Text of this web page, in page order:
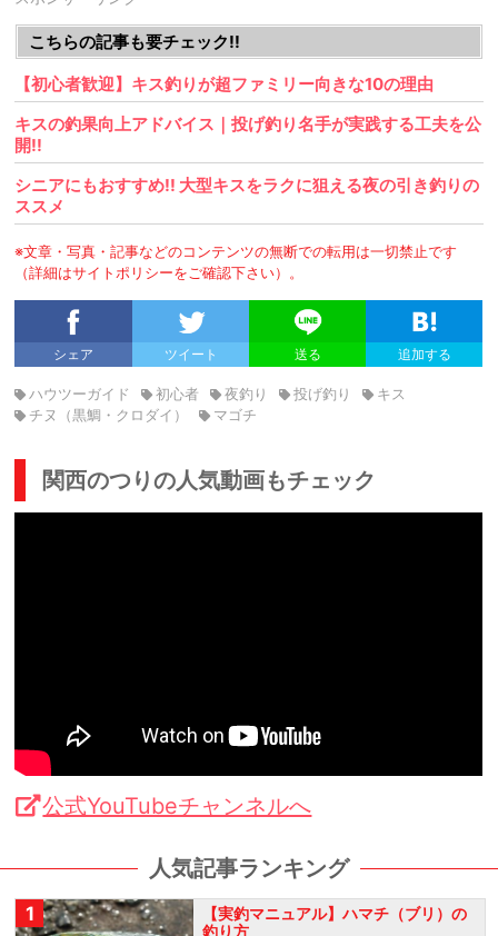
こちらの記事も要チェック!!
【初心者歓迎】キス釣りが超ファミリー向きな10の理由
キスの釣果向上アドバイス｜投げ釣り名手が実践する工夫を公
開!!
シニアにもおすすめ!! 大型キスをラクに狙える夜の引き釣りの
ススメ
※文章・写真・記事などのコンテンツの無断での転用は一切禁止です
（詳細はサイトポリシーをご確認下さい）。
シェア ツイート 送る 追加する
ハウツーガイド 初心者 夜釣り 投げ釣り
キス
チヌ（黒鯛・クロダイ）
マゴチ
関西のつりの人気動画もチェック
公式YouTubeチャンネルへ
人気記事ランキング
1
【実釣マニュアル】ハマチ（ブリ）の
釣り方